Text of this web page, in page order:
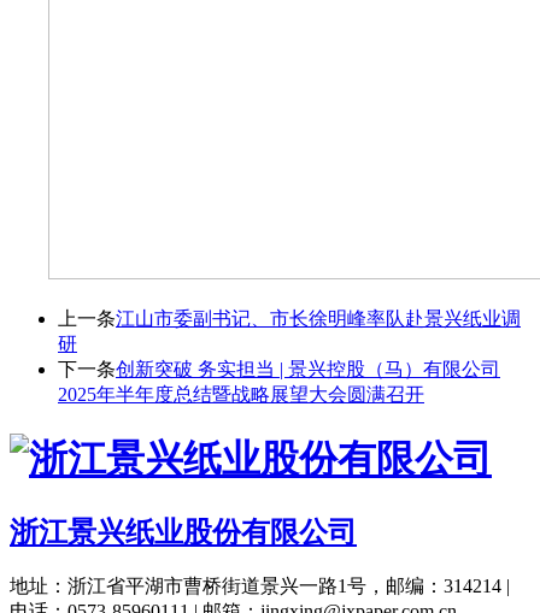
上一条江山市委副书记、市长徐明峰率队赴景兴纸业调
研
下一条创新突破 务实担当 | 景兴控股（马）有限公司
2025年半年度总结暨战略展望大会圆满召开
浙江景兴纸业股份有限公司
地址：浙江省平湖市曹桥街道景兴一路1号，邮编：314214 |